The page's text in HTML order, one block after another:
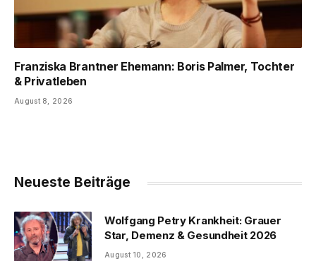
Franziska Brantner Ehemann: Boris Palmer, Tochter
& Privatleben
August 8, 2026
Neueste Beiträge
Wolfgang Petry Krankheit: Grauer
Star, Demenz & Gesundheit 2026
August 10, 2026